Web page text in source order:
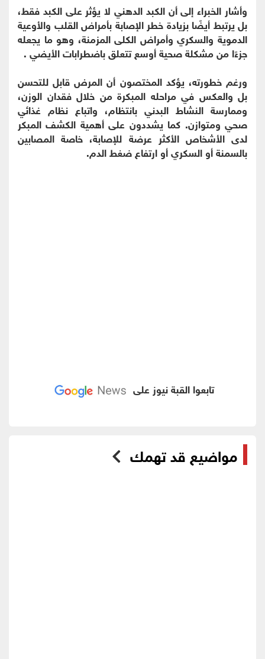
وأشار الخبراء إلى أن الكبد الدهني لا يؤثر على الكبد فقط،
بل يرتبط أيضًا بزيادة خطر الإصابة بأمراض القلب والأوعية
الدموية والسكري وأمراض الكلى المزمنة، وهو ما يجعله
جزءًا من مشكلة صحية أوسع تتعلق باضطرابات الأيضي .
ورغم خطورته، يؤكد المختصون أن المرض قابل للتحسن
بل والعكس في مراحله المبكرة من خلال فقدان الوزن،
وممارسة النشاط البدني بانتظام، واتباع نظام غذائي
صحي ومتوازن. كما يشددون على أهمية الكشف المبكر
لدى الأشخاص الأكثر عرضة للإصابة، خاصة المصابين
بالسمنة أو السكري أو ارتفاع ضغط الدم.
تابعوا القبة نيوز على
مواضيع قد تهمك